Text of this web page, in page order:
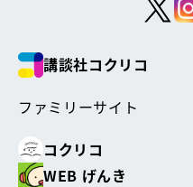
講談社コクリコ
ファミリーサイト
コクリコ
WEB げんき